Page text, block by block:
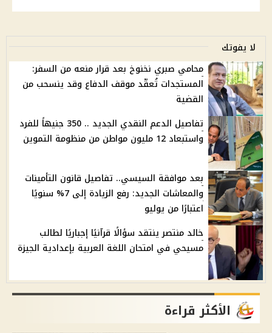
لا يفوتك
محامي صبري نخنوخ بعد قرار منعه من السفر:
المستجدات تُعقّد موقف الدفاع وقد ينسحب من
القضية
تفاصيل الدعم النقدي الجديد .. 350 جنيهاً للفرد
واستبعاد 12 مليون مواطن من منظومة التموين
بعد موافقة السيسي.. تفاصيل قانون التأمينات
والمعاشات الجديد: رفع الزيادة إلى 7% سنويًا
اعتبارًا من يوليو
خالد منتصر ينتقد سؤالًا قرآنيًا إجباريًا لطالب
مسيحي في امتحان اللغة العربية بإعدادية الجيزة
الأكثر قراءة